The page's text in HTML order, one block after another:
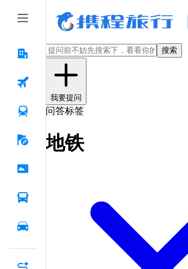
搜索
我要提问
问答标签
地铁